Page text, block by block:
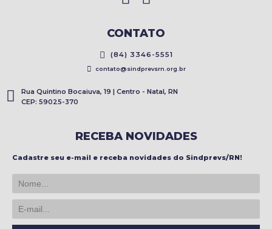
CONTATO
(84) 3346-5551
contato@sindprevsrn.org.br
Rua Quintino Bocaiuva, 19 | Centro - Natal, RN
CEP: 59025-370
RECEBA NOVIDADES
Cadastre seu e-mail e receba novidades do Sindprevs/RN!